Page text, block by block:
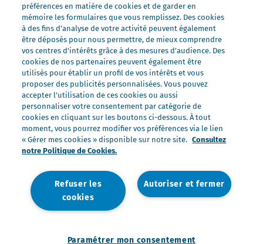
Nos marques
Président Professionnel
Galbani Professionale
Lactel Professionnel
Société Professionnel
Salakis Professionnel
Nous rejoindre
Rejoindre le Groupe Lactalis
Les métiers du Foodservice
Nous contacter Mentions légales
préférences en matière de cookies et de garder en
mémoire les formulaires que vous remplissez. Des cookies
à des fins d’analyse de votre activité peuvent également
être déposés pour nous permettre, de mieux comprendre
vos centres d'intérêts grâce à des mesures d’audience. Des
cookies de nos partenaires peuvent également être
utilisés pour établir un profil de vos intérêts et vous
proposer des publicités personnalisées. Vous pouvez
accepter l’utilisation de ces cookies ou aussi
personnaliser votre consentement par catégorie de
cookies en cliquant sur les boutons ci-dessous. À tout
moment, vous pourrez modifier vos préférences via le lien
« Gérer mes cookies » disponible sur notre site. Consultez
notre Politique de Cookies.
Autoriser et fermer
Refuser les
cookies
Paramétrer mon consentement